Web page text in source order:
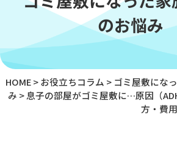
のお悩み
HOME>お役立ちコラム > ゴミ屋敷にな
み >息子の部屋がゴミ屋敷に…原因（
方・費